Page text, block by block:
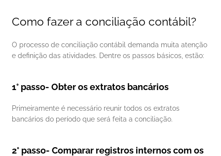
Como fazer a conciliação contábil?
O processo de conciliação contábil demanda muita atenção
e definição das atividades. Dentre os passos básicos, estão:
1° passo- Obter os extratos bancários
Primeiramente é necessário reunir todos os extratos
bancários do período que será feita a conciliação.
2° passo- Comparar registros internos com os